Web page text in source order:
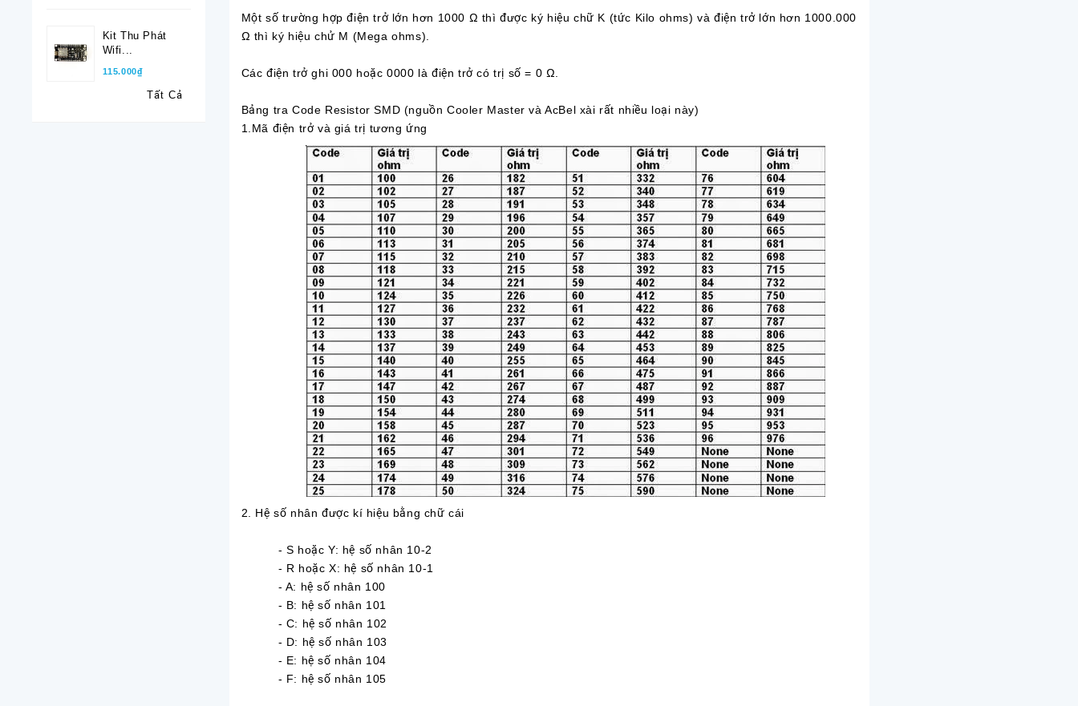
Kit Thu Phát
Wifi...
115.000₫
Tất Cả
Một số trường hợp điện trở lớn hơn 1000 Ω thì được ký hiệu chữ K (tức Kilo ohms) và điện trở lớn hơn 1000.000
Ω thì ký hiệu chử M (Mega ohms).
Các điện trở ghi 000 hoặc 0000 là điện trở có trị số = 0 Ω.
Bảng tra Code Resistor SMD (nguồn Cooler Master và AcBel xài rất nhiều loại này)
1.Mã điện trở và giá trị tương ứng
2. Hệ số nhân được kí hiệu bằng chữ cái
- S hoặc Y: hệ số nhân 10-2
- R hoặc X: hệ số nhân 10-1
- A: hệ số nhân 100
- B: hệ số nhân 101
- C: hệ số nhân 102
- D: hệ số nhân 103
- E: hệ số nhân 104
- F: hệ số nhân 105